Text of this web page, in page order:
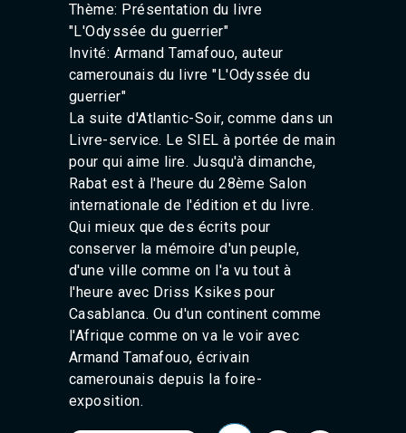
Thème: Présentation du livre
"L'Odyssée du guerrier"
Invité: Armand Tamafouo, auteur
camerounais du livre "L'Odyssée du
guerrier"
La suite d'Atlantic-Soir, comme dans un
Livre-service. Le SIEL à portée de main
pour qui aime lire. Jusqu'à dimanche,
Rabat est à l'heure du 28ème Salon
internationale de l'édition et du livre.
Qui mieux que des écrits pour
conserver la mémoire d'un peuple,
d'une ville comme on l'a vu tout à
l'heure avec Driss Ksikes pour
Casablanca. Ou d'un continent comme
l'Afrique comme on va le voir avec
Armand Tamafouo, écrivain
camerounais depuis la foire-
exposition.